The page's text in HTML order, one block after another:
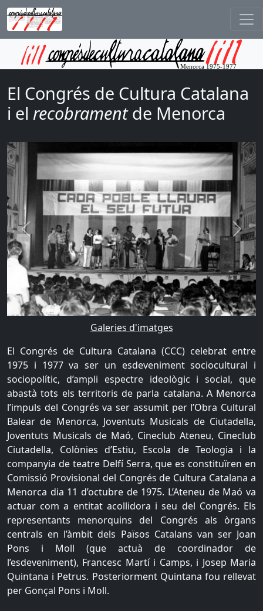
El Congrés de Cultura Catalana
i el recobramentde Menorca
Anterior
Galeries d'imatges
El Congrés de Cultura Catalana (CCC) celebrat entre
1975 i 1977 va ser un esdeveniment sociocultural i
sociopolític, d’ampli espectre ideològic i social, que
abastà tots els territoris de parla catalana. A Menorca
l’impuls del Congrés va ser assumit per l’Obra Cultural
Balear de Menorca, Joventuts Musicals de Ciutadella,
Joventuts Musicals de Maó, Cineclub Ateneu, Cineclub
Ciutadella, Colònies d’Estiu, Escola de Teologia i la
companyia de teatre Delfí Serra, que es constituïren en
Comissió Provisional del Congrés de Cultura Catalana a
Menorca dia 11 d’octubre de 1975. L’Ateneu de Maó va
actuar com a entitat acollidora i seu del Congrés. Els
representants menorquins del Congrés als òrgans
centrals en l’àmbit dels Països Catalans van ser Joan
Pons i Moll (que actuà de coordinador de
l’esdeveniment), Francesc Martí i Camps, i Josep Maria
Quintana i Petrus. Posteriorment Quintana fou rellevat
per Gonçal Pons i Moll.